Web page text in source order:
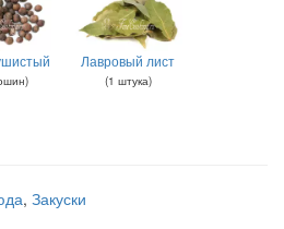
)
Лавровый лист
(1 штука)
, Закуски